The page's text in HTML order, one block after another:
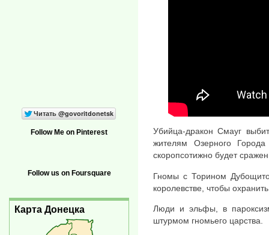
Убийца-дракон Смауг
жителям Озерного
скоропсотижно будет
Гномы с Торином
королевстве, чтобы
Люди и эльфы, в
штурмом гномьего царства.
Follow Me on Pinterest
Follow us on Foursquare
Карта Донецка